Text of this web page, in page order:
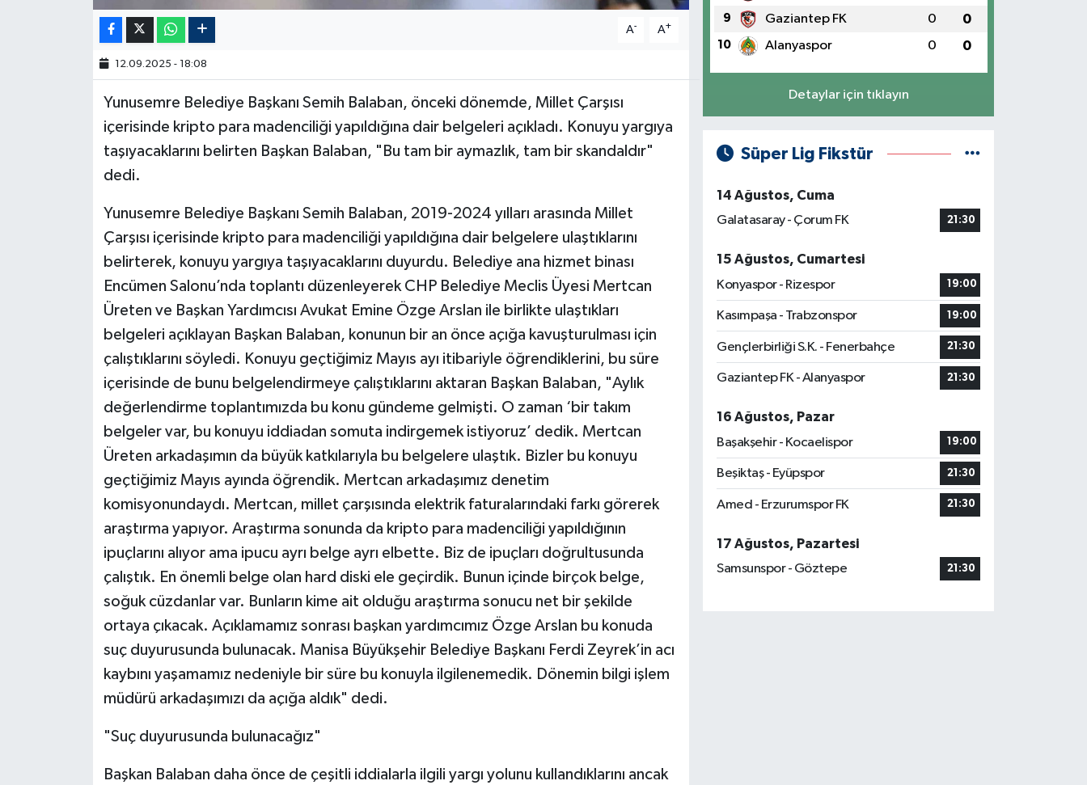
A- A+
12.09.2025 - 18:08
Yunusemre Belediye Başkanı Semih Balaban, önceki dönemde, Millet Çarşısı
içerisinde kripto para madenciliği yapıldığına dair belgeleri açıkladı. Konuyu yargıya
taşıyacaklarını belirten Başkan Balaban, "Bu tam bir aymazlık, tam bir skandaldır"
dedi.
Yunusemre Belediye Başkanı Semih Balaban, 2019-2024 yılları arasında Millet
Çarşısı içerisinde kripto para madenciliği yapıldığına dair belgelere ulaştıklarını
belirterek, konuyu yargıya taşıyacaklarını duyurdu. Belediye ana hizmet binası
Encümen Salonu’nda toplantı düzenleyerek CHP Belediye Meclis Üyesi Mertcan
Üreten ve Başkan Yardımcısı Avukat Emine Özge Arslan ile birlikte ulaştıkları
belgeleri açıklayan Başkan Balaban, konunun bir an önce açığa kavuşturulması için
çalıştıklarını söyledi. Konuyu geçtiğimiz Mayıs ayı itibariyle öğrendiklerini, bu süre
içerisinde de bunu belgelendirmeye çalıştıklarını aktaran Başkan Balaban, "Aylık
değerlendirme toplantımızda bu konu gündeme gelmişti. O zaman ‘bir takım
belgeler var, bu konuyu iddiadan somuta indirgemek istiyoruz’ dedik. Mertcan
Üreten arkadaşımın da büyük katkılarıyla bu belgelere ulaştık. Bizler bu konuyu
geçtiğimiz Mayıs ayında öğrendik. Mertcan arkadaşımız denetim
komisyonundaydı. Mertcan, millet çarşısında elektrik faturalarındaki farkı görerek
araştırma yapıyor. Araştırma sonunda da kripto para madenciliği yapıldığının
ipuçlarını alıyor ama ipucu ayrı belge ayrı elbette. Biz de ipuçları doğrultusunda
çalıştık. En önemli belge olan hard diski ele geçirdik. Bunun içinde birçok belge,
soğuk cüzdanlar var. Bunların kime ait olduğu araştırma sonucu net bir şekilde
ortaya çıkacak. Açıklamamız sonrası başkan yardımcımız Özge Arslan bu konuda
suç duyurusunda bulunacak. Manisa Büyükşehir Belediye Başkanı Ferdi Zeyrek’in acı
kaybını yaşamamız nedeniyle bir süre bu konuyla ilgilenemedik. Dönemin bilgi işlem
müdürü arkadaşımızı da açığa aldık" dedi.
"Suç duyurusunda bulunacağız"
Başkan Balaban daha önce de çeşitli iddialarla ilgili yargı yolunu kullandıklarını ancak
9 Gaziantep FK 0 0
10 Alanyaspor 0 0
Detaylar için tıklayın
Süper Lig Fikstür
14 Ağustos, Cuma
Galatasaray - Çorum FK
21:30
15 Ağustos, Cumartesi
Konyaspor - Rizespor
19:00
Kasımpaşa - Trabzonspor 19:00
Gençlerbirliği S.K. - Fenerbahçe 21:30
Gaziantep FK - Alanyaspor 21:30
16 Ağustos, Pazar
Başakşehir - Kocaelispor
19:00
Beşiktaş - Eyüpspor 21:30
Amed - Erzurumspor FK 21:30
17 Ağustos, Pazartesi
Samsunspor - Göztepe
21:30